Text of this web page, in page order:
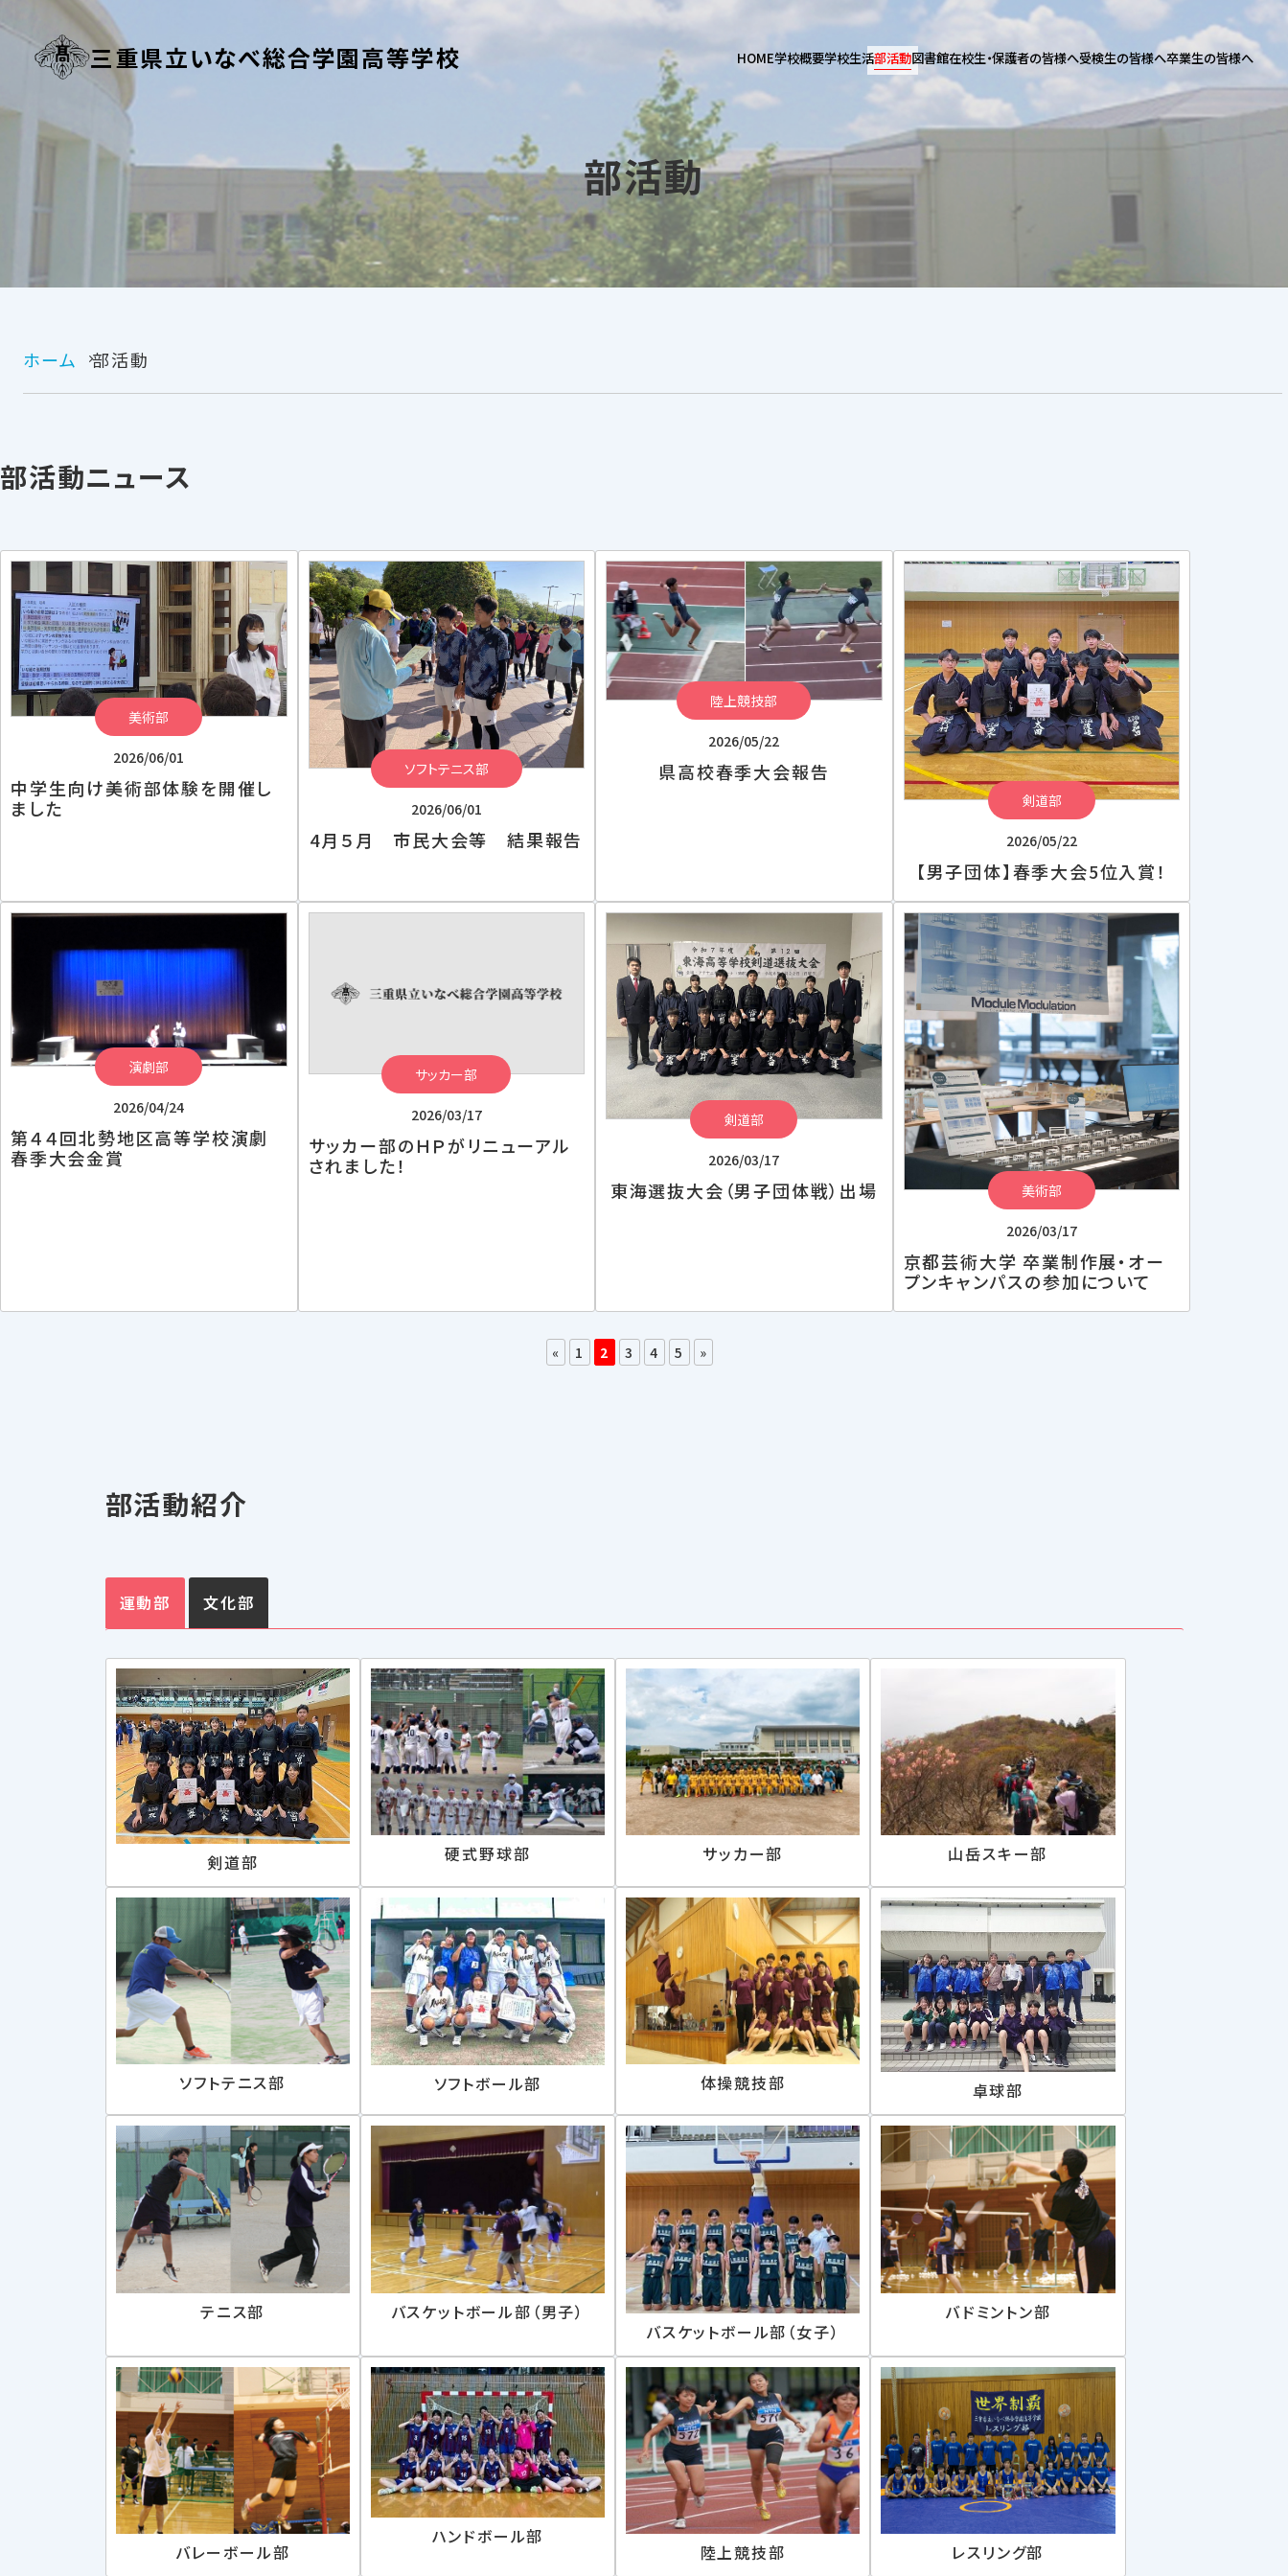
三重県立いなべ総合学園高等学校 HOME学校概要学校生活部活動図書館在校生・保護者の皆様へ受検生の皆様へ卒業生の皆様へ
部活動
ホーム 部活動
部活動ニュース
美術部
2026/06/01
中学生向け美術部体験を開催し
ました
ソフトテニス部
2026/06/01
4月５月 市民大会等 結果報告
陸上競技部
2026/05/22
県高校春季大会報告
剣道部
2026/05/22
【男子団体】春季大会5位入賞！
演劇部
2026/04/24
第４４回北勢地区高等学校演劇
春季大会金賞
サッカー部
2026/03/17
サッカー部のＨＰがリニューアル
されました！
剣道部
2026/03/17
東海選抜大会（男子団体戦）出場 美術部
2026/03/17
京都芸術大学 卒業制作展・オー
プンキャンパスの参加について
« 1 2 3 4 5 »
部活動紹介
運動部 文化部
剣道部 硬式野球部 サッカー部 山岳スキー部
ソフトテニス部 ソフトボール部 体操競技部 卓球部
テニス部
バスケットボール部（男子）
バスケットボール部（女子）
バドミントン部
バレーボール部
ハンドボール部
陸上競技部 レスリング部